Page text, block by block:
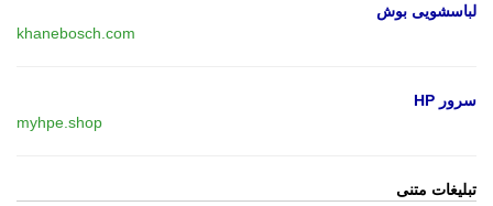
لباسشویی بوش
khanebosch.com
سرور HP
myhpe.shop
تبلیغات متنی